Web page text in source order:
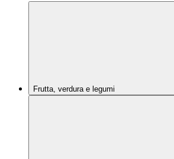
Frutta, verdura e legumi